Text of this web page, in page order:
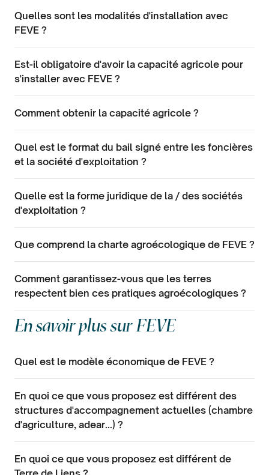
Quelles sont les modalités d'installation avec
FEVE ?
Est-il obligatoire d'avoir la capacité agricole pour
s'installer avec FEVE ?
Comment obtenir la capacité agricole ?
Quel est le format du bail signé entre les foncières
et la société d'exploitation ?
Quelle est la forme juridique de la / des sociétés
d'exploitation ?
Que comprend la charte agroécologique de FEVE ?
Comment garantissez-vous que les terres
respectent bien ces pratiques agroécologiques ?
En savoir plus sur FEVE
Quel est le modèle économique de FEVE ?
En quoi ce que vous proposez est différent des
structures d'accompagnement actuelles (chambre
d'agriculture, adear...) ?
En quoi ce que vous proposez est différent de